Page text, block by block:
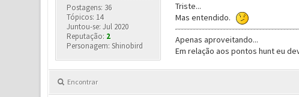
Postagens: 36
Tópicos: 14
Juntou-se: Jul 2020
Reputação: 2
Personagem: Shinobird
Triste...
Mas entendido.
Apenas aproveitando...
Em relação aos pontos hunt eu
Encontrar